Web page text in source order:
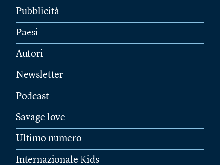
Pubblicità
Paesi
Autori
Newsletter
Podcast
Savage love
Ultimo numero
Internazionale Kids